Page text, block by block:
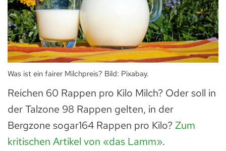
Was ist ein fairer Milchpreis? Bild: Pixabay.
Reichen 60 Rappen pro Kilo Milch? Oder soll in
der Talzone 98 Rappen gelten, in der
Bergzone sogar164 Rappen pro Kilo?Zum
kritischen Artikel von «das Lamm».